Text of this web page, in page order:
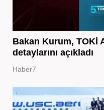
Bakan Kurum, TOKİ
detaylarını açıkladı
Haber7